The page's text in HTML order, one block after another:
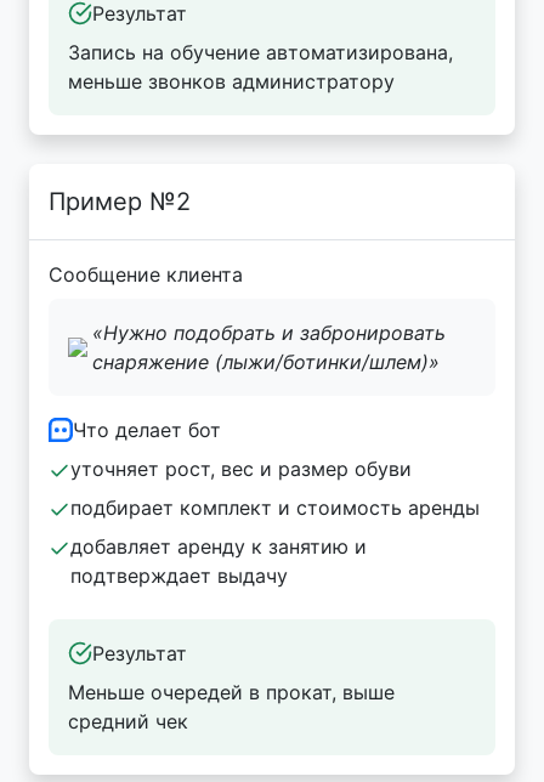
Результат
Запись на обучение автоматизирована,
меньше звонков администратору
Пример №2
Сообщение клиента
«Нужно подобрать и забронировать
снаряжение (лыжи/ботинки/шлем)»
Что делает бот
уточняет рост, вес и размер обуви
подбирает комплект и стоимость аренды
добавляет аренду к занятию и
подтверждает выдачу
Результат
Меньше очередей в прокат, выше
средний чек